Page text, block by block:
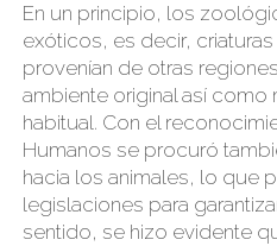
En un principio, los
exóticos, es decir,
provenían de otras
ambiente original así como
habitual. Con el
Humanos se procuró
hacia los animales, lo que
legislaciones para
sentido, se hizo evidente